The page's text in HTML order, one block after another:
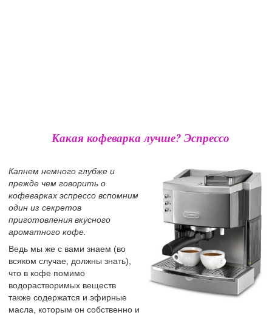
Какая кофеварка лучше? Эспрессо
Капнем немного глубже и
прежде чем говорить о
кофеварках эспрессо вспомним
один из секретов
приготовления вкусного
ароматного кофе.
Ведь мы же с вами знаем (во
всяком случае, должны знать),
что в кофе помимо
водорастворимых веществ
также содержатся и эфирные
масла, которым он собственно и